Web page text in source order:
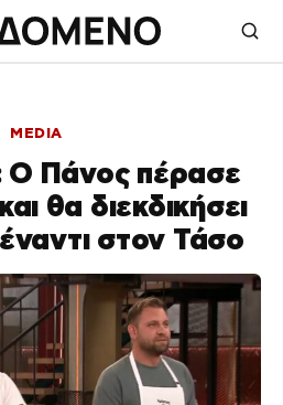
MEDIA
Ο Πάνος πέρασε
θα διεκδικήσει
στον Τάσο